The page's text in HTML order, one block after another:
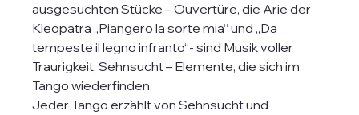
ausgesuchten Stücke – Ouvertüre, die Arie der
Kleopatra „Piangero la sorte mia“ und „Da
tempeste il legno infranto“- sind Musik voller
Traurigkeit, Sehnsucht – Elemente, die sich im
Tango wiederfinden.
Jeder Tango erzählt von Sehnsucht und